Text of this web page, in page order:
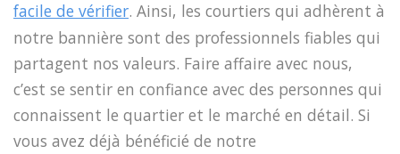
facile de vérifier. Ainsi, les courtiers qui adhèrent à
notre bannière sont des professionnels fiables qui
partagent nos valeurs. Faire affaire avec nous,
c’est se sentir en confiance avec des personnes qui
connaissent le quartier et le marché en détail. Si
vous avez déjà bénéficié de notre